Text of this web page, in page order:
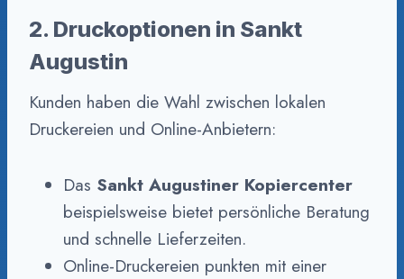
2. Druckoptionen in Sankt
Augustin
Kunden haben die Wahl zwischen lokalen
Druckereien und Online-Anbietern:
Das Sankt Augustiner Kopiercenter
beispielsweise bietet persönliche Beratung
und schnelle Lieferzeiten.
Online-Druckereien punkten mit einer